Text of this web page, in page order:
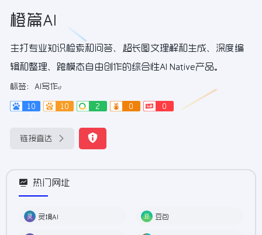
橙篇AI
主打专业知识检索和问答、超长图文理解和生成、深度编
辑和整理、跨模态自由创作的综合性AI Native产品。
标签： AI写作
10
10
2 0 0
链接直达
热门网址
灵境AI 豆包